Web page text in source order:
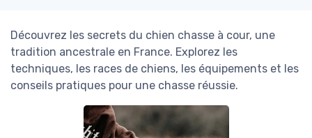
Découvrez les secrets du chien chasse à cour, une
tradition ancestrale en France. Explorez les
techniques, les races de chiens, les équipements et les
conseils pratiques pour une chasse réussie.